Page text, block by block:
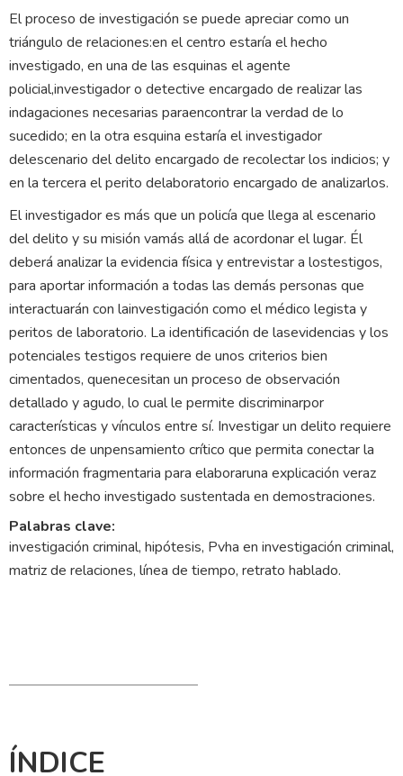
El proceso de investigación se puede apreciar como un
triángulo de relaciones:en el centro estaría el hecho
investigado, en una de las esquinas el agente
policial,investigador o detective encargado de realizar las
indagaciones necesarias paraencontrar la verdad de lo
sucedido; en la otra esquina estaría el investigador
delescenario del delito encargado de recolectar los indicios; y
en la tercera el perito delaboratorio encargado de analizarlos.
El investigador es más que un policía que llega al escenario
del delito y su misión vamás allá de acordonar el lugar. Él
deberá analizar la evidencia física y entrevistar a lostestigos,
para aportar información a todas las demás personas que
interactuarán con lainvestigación como el médico legista y
peritos de laboratorio. La identificación de lasevidencias y los
potenciales testigos requiere de unos criterios bien
cimentados, quenecesitan un proceso de observación
detallado y agudo, lo cual le permite discriminarpor
características y vínculos entre sí. Investigar un delito requiere
entonces de unpensamiento crítico que permita conectar la
información fragmentaria para elaboraruna explicación veraz
sobre el hecho investigado sustentada en demostraciones.
Palabras clave:
investigación criminal, hipótesis, Pvha en investigación criminal,
matriz de relaciones, lí­nea de tiempo, retrato hablado.
ÍNDICE